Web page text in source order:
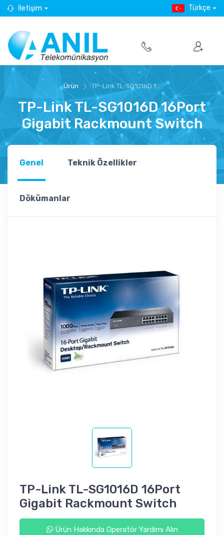
İletişim Türkçe
Ürün TP-Link TL-SG1016D 1...
TP-Link TL-SG1016D 16Port
Gigabit Rackmount Switch
Genel Teknik Özellikler
Dökümanlar
TP-Link TL-SG1016D 16Port
Gigabit Rackmount Switch
Ürün Hakkında Operatör Yardımı Alın